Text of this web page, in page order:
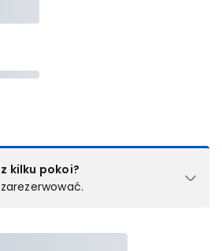
kilku pokoi?